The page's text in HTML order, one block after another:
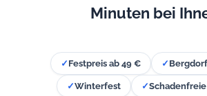
Minuten bei
✓ Festpreis ab 49 € ✓
✓Winterfest ✓